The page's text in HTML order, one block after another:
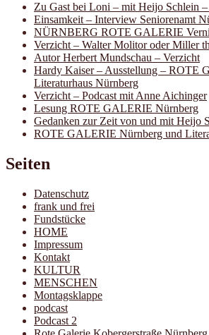
Zu Gast bei Loni – mit Heijo Schlein
Einsamkeit – Interview Seniorenamt
NÜRNBERG ROTE GALERIE
Verzicht – Walter Molitor oder Miller
Autor Herbert Mundschau – Verzicht
Hardy Kaiser – Ausstellung – ROTE
Literaturhaus Nürnberg
Verzicht – Podcast mit Anne Aichinger
Lesung ROTE GALERIE Nürnberg
Gedanken zur Zeit von und mit Heijo
ROTE GALERIE Nürnberg und
Seiten
Datenschutz
frank und frei
Fundstücke
HOME
Impressum
Kontakt
KULTUR
MENSCHEN
Montagsklappe
podcast
Podcast 2